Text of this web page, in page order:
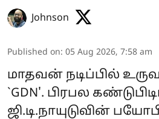
Johnson
Published on: 05 Aug 2026, 7:58 am
மாதவன் நடிப்பில்
`GDN'. பிரபல
ஜி.டி.நாயுடுவின்